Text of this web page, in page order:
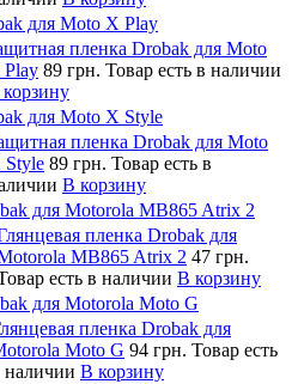
для Moto X Play
пленка Drobak для Moto
Play 89 грн. Товар есть в наличии
для Moto X Style
пленка Drobak для Moto
Style 89 грн. Товар есть в
В корзину
для Motorola MB865 Atrix 2
пленка Drobak для
MB865 Atrix 2 47 грн.
есть в наличии В корзину
для Motorola Moto G
пленка Drobak для
Moto G 94 грн. Товар есть
наличии В корзину